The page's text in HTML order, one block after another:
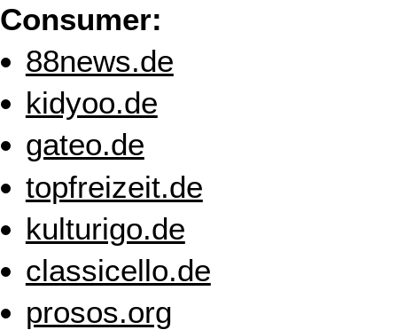
Consumer:
88news.de
kidyoo.de
gateo.de
topfreizeit.de
kulturigo.de
classicello.de
prosos.org